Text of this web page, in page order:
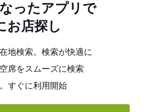
ったアプリで
お店探し
地検索。検索が快適に
席をスムーズに検索
すぐに利用開始